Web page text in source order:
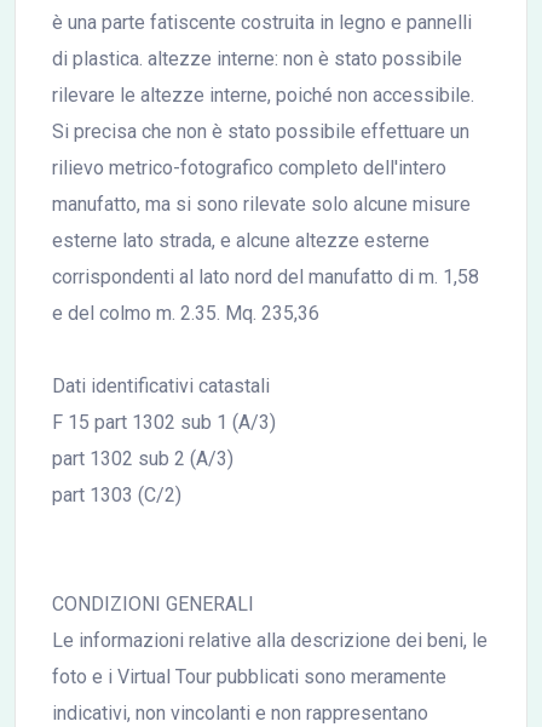
è una parte fatiscente costruita in legno e pannelli
di plastica. altezze interne: non è stato possibile
rilevare le altezze interne, poiché non accessibile.
Si precisa che non è stato possibile effettuare un
rilievo metrico-fotografico completo dell'intero
manufatto, ma si sono rilevate solo alcune misure
esterne lato strada, e alcune altezze esterne
corrispondenti al lato nord del manufatto di m. 1,58
e del colmo m. 2.35. Mq. 235,36
Dati identificativi catastali
F 15 part 1302 sub 1 (A/3)
part 1302 sub 2 (A/3)
part 1303 (C/2)
CONDIZIONI GENERALI
Le informazioni relative alla descrizione dei beni, le
foto e i Virtual Tour pubblicati sono meramente
indicativi, non vincolanti e non rappresentano